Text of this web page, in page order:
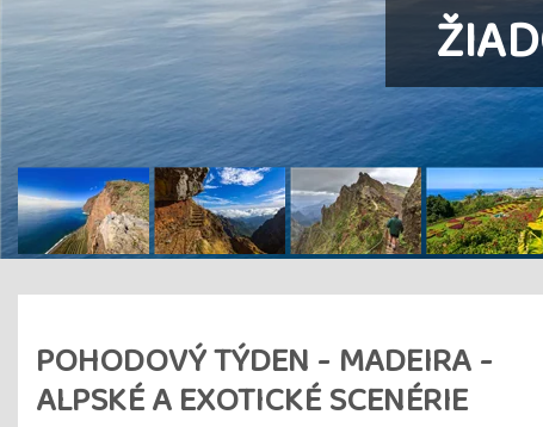
POHODOVÝ TÝDEN - MADEIRA -
ALPSKÉ A EXOTICKÉ SCENÉRIE